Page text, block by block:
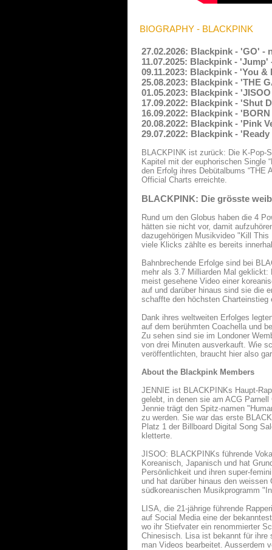
BIOGRAPHY - BLACKPINK
27.02.2026: Blackpink - 'GO' -
11.07.2025: Blackpink -
09.11.2023: Blackpink - 'You
25.08.2023: Blackpink - 'THE
01.05.2023: Blackpink -
17.09.2022: Blackpink - 'Shut
16.09.2022: Blackpink -
20.08.2022: Blackpink - 'Pink
29.07.2022: Blackpink -
BLACKPINK ist zurück: Die K-Pop-
Kapitel mit der euphorischen Single
den Erfolg ihres Debütalbums “THE
Official Charts erreichte.
BLACKPINK: Die grösste
Rund um den Globus haben die 4
hätten sie nicht vor, damit
dazugehörigen Musikvideo "Kill
viele Klicks zählte es bereits
Bahnbrechende Erfolge sind bei
mehr als 3.7 Milliarden Mal
meist gesehene Video einer
auf und darüber hinaus sind sie die
schaffte den höchsten
Dank ihres weltweiten Erfolges
auf dem berühmten Coachella und
Zu sehen sind sie im Londoner
von drei Minuten ausverkauft. Wie
veröffentlichten, braucht hier also
About the Blackpink Members
JENNIE ist BLACKPINKs Haupt-
gelebt, in denen sie am ACG
Jennie trägt den Spitz-namen
zu werden. Sie war das erste
Platz 1 der Billboard Digital Song
kletterte.
JISOO: BLACKPINKs führende
Koreanisch, Japanisch und hat
Persönlichkeit und ihren super-
und hat darüber hinaus den
südkoreanischen Musikprogramm
LISA, die 21-jährige führende
auf Social Media eine der
wo ihr Stiefvater ein renommierter
Chinesisch. Lisa ist bekannt für
man Videos bearbeitet. Ausserdem